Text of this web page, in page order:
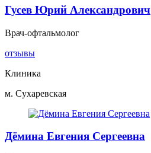
Гусев Юрий Александрович
Врач-офтальмолог
отзывы
Клиника
м. Сухаревская
Дёмина Евгения Сергеевна